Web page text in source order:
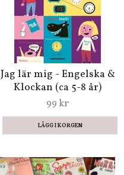
Jag lär mig - Engelska &
Klockan (ca 5-8 år)
99 kr